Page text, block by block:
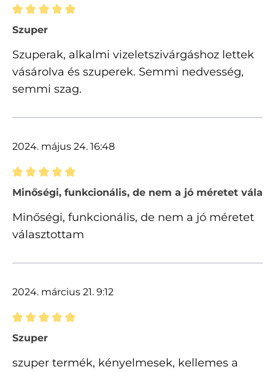
Értékelés 5 of 5 csillagok besorolásával
Szuper
Szuperak, alkalmi vizeletszivárgáshoz lettek
vásárolva és szuperek. Semmi nedvesség,
semmi szag.
2024. május 24. 16:48
Értékelés 5 of 5 csillagok besorolásával
Minőségi, funkcionális, de nem a jó méretet
Minőségi, funkcionális, de nem a jó méretet
választottam
2024. március 21. 9:12
Értékelés 5 of 5 csillagok besorolásával
Szuper
szuper termék, kényelmesek, kellemes a